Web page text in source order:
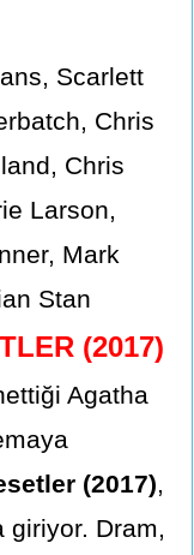
Scarlett
Chris
Chris
Larson,
Mark
Stan
(2017)
Agatha
(2017),
giriyor. Dram,